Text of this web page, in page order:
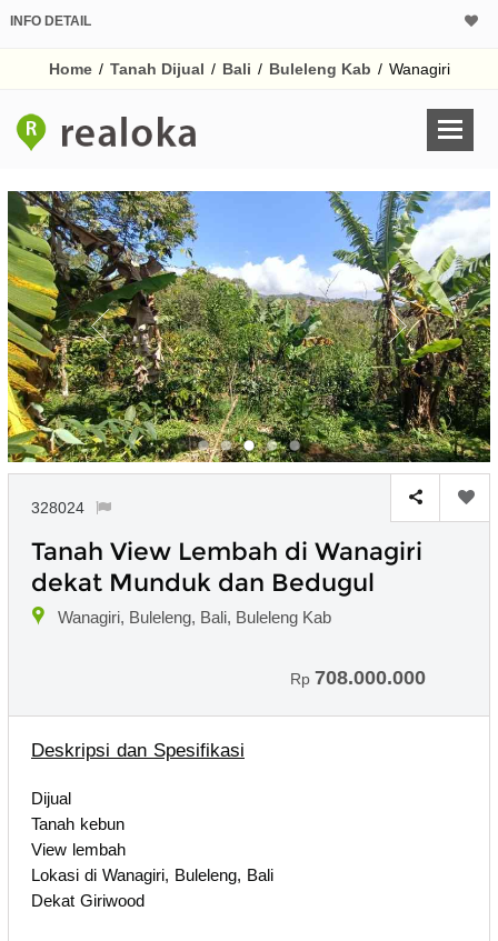
INFO DETAIL
Home / Tanah Dijual / Bali / Buleleng Kab / Wanagiri
328024
Tanah View Lembah di Wanagiri
dekat Munduk dan Bedugul
Wanagiri, Buleleng, Bali, Buleleng Kab
Rp 708.000.000
Deskripsi dan Spesifikasi
Dijual
Tanah kebun
View lembah
Lokasi di Wanagiri, Buleleng, Bali
Dekat Giriwood
Untuk hasil simulasi
pada kotak-
Simpan